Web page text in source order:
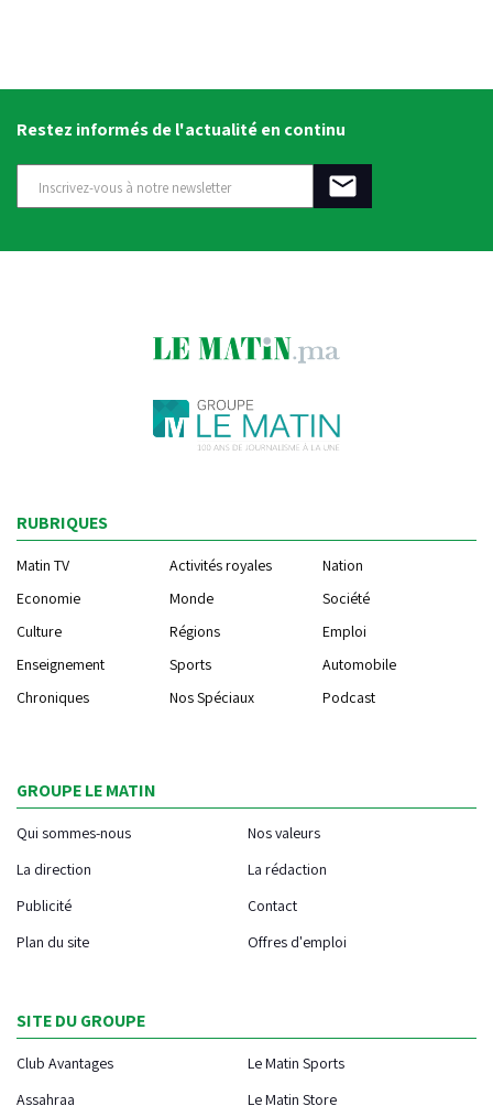
Restez informés de l'actualité en continu
RUBRIQUES
Matin TV Activités royales
Nation
Economie
Monde
Société
Culture
Régions
Emploi
Enseignement
Sports
Automobile
Chroniques
Nos Spéciaux Podcast
GROUPE LE MATIN
Qui sommes-nous
Nos valeurs
La direction
La rédaction
Publicité
Contact
Plan du site
Offres d'emploi
SITE DU GROUPE
Club Avantages
Le Matin Sports
Assahraa
Le Matin Store